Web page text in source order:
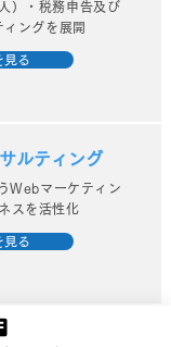
）・税務申告及び
ングを展開
見る
ルティング
Webマーケティン
スを活性化
見る
ロジェクト